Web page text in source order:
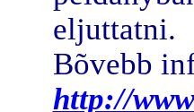
eljuttatni.
Bõvebb
http://